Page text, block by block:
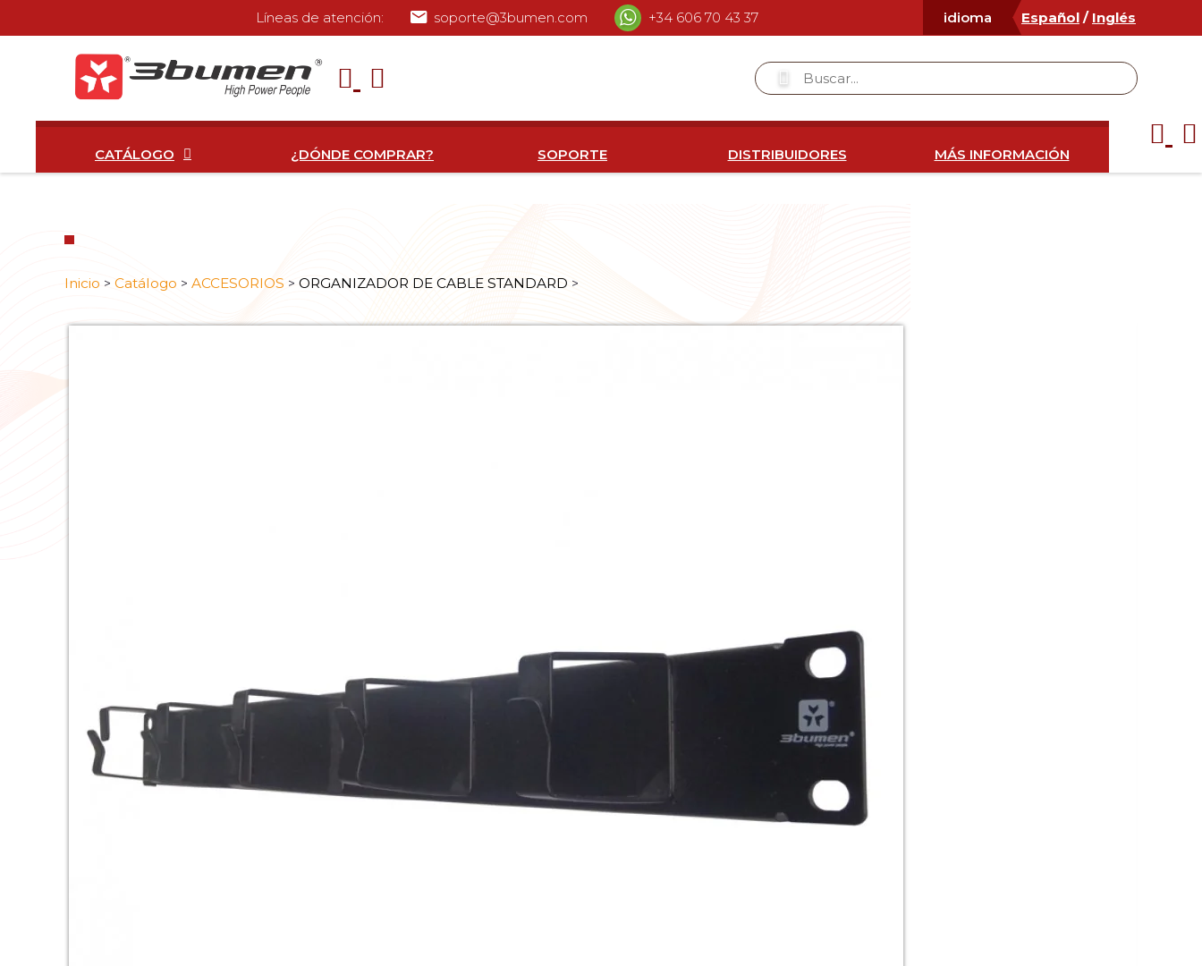
Líneas de atención: soporte@3bumen.com +34 606 70 43 37 idioma Español / Inglés
CATÁLOGO ¿DÓNDE COMPRAR? SOPORTE DISTRIBUIDORES MÁS INFORMACIÓN
Inicio > Catálogo > ACCESORIOS > ORGANIZADOR DE CABLE STANDARD >